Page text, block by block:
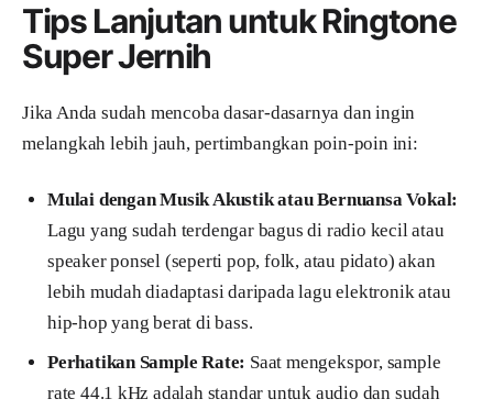
Tips Lanjutan untuk Ringtone
Super Jernih
Jika Anda sudah mencoba dasar-dasarnya dan ingin
melangkah lebih jauh, pertimbangkan poin-poin ini:
Mulai dengan Musik Akustik atau Bernuansa Vokal:
Lagu yang sudah terdengar bagus di radio kecil atau
speaker ponsel (seperti pop, folk, atau pidato) akan
lebih mudah diadaptasi daripada lagu elektronik atau
hip-hop yang berat di bass.
Perhatikan Sample Rate: Saat mengekspor, sample
rate 44.1 kHz adalah standar untuk audio dan sudah